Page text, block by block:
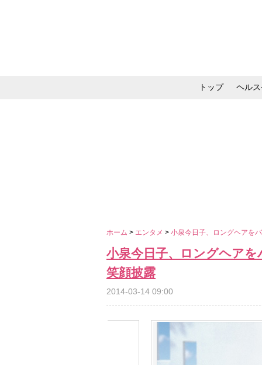
トップ ヘル
ホーム > エンタメ > 小泉今日子、ロングヘアを
小泉今日子、ロングヘア
笑顔披露
2014-03-14 09:00